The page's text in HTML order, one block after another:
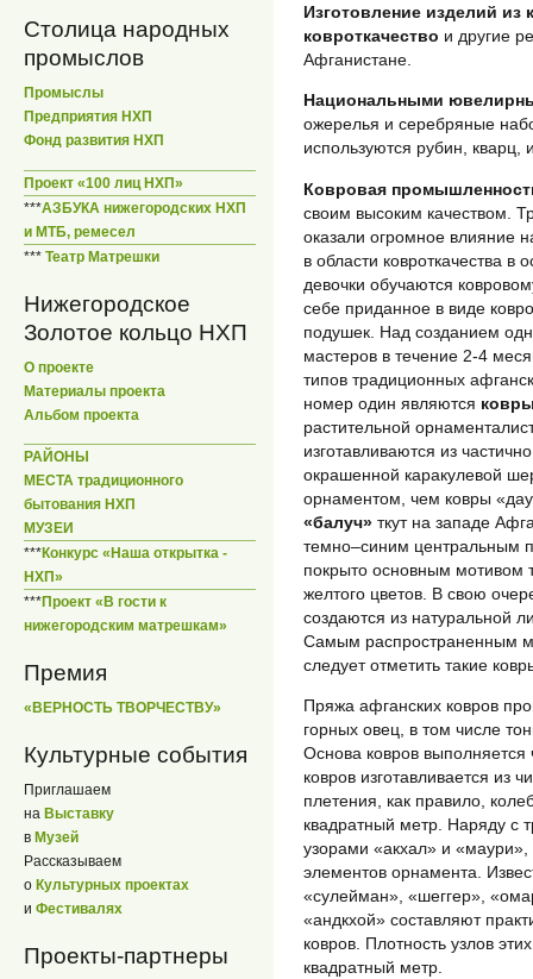
Столица народных
промыслов
Промыслы
Предприятия НХП
Фонд развития НХП
Проект «100 лиц НХП»
***АЗБУКА нижегородских НХП
и МТБ, ремесел
*** Театр Матрешки
Нижегородское
Золотое кольцо НХП
О проекте
Материалы проекта
Альбом проекта
РАЙОНЫ
МЕСТА традиционного
бытования НХП
МУЗЕИ
***Конкурс «Наша открытка -
НХП»
***Проект «В гости к
нижегородским матрешкам»
Премия
«ВЕРНОСТЬ ТВОРЧЕСТВУ»
Культурные события
Приглашаем
на Выставку
в Музей
Рассказываем
о Культурных проектах
и Фестивалях
Проекты-партнеры
Изготовление изделий
ковроткачество и другие
Афганистане.
Национальными
ожерелья и серебряные
используются рубин, кварц,
Ковровая
своим высоким качеством.
оказали огромное влияние
в области ковроткачества
девочки обучаются
себе приданное в виде
подушек. Над созданием
мастеров в течение 2-4
типов традиционных
номер один являются
растительной
изготавливаются из
окрашенной каракулевой
орнаментом, чем ковры
«балуч» ткут на западе
темно–синим центральным
покрыто основным мотивом
желтого цветов. В свою
создаются из натуральной
Самым распространенным
следует отметить такие
Пряжа афганских ковров
горных овец, в том числе
Основа ковров
ковров изготавливается из
плетения, как правило,
квадратный метр. Наряду с
узорами «акхал» и
элементов орнамента.
«сулейман», «шеггер»,
«андкхой» составляют
ковров. Плотность узлов
квадратный метр.